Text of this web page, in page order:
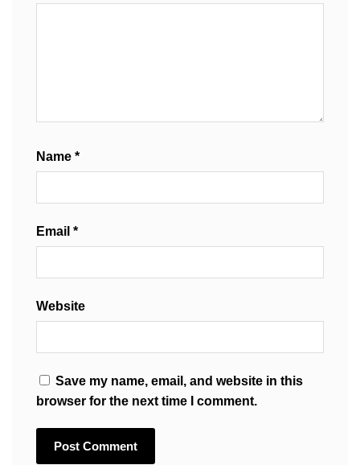
Name *
Email *
Website
Save my name, email, and website in this
browser for the next time I comment.